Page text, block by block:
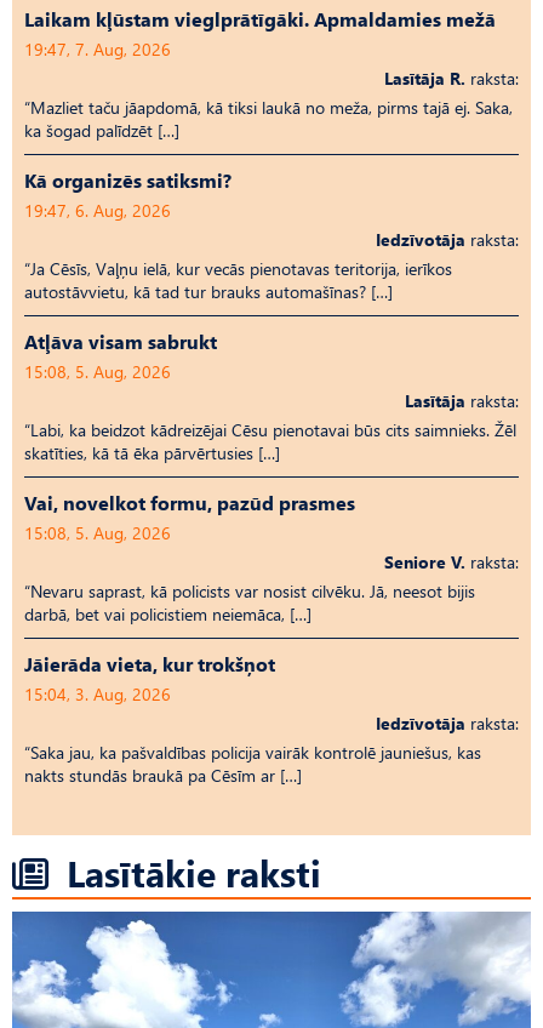
Laikam kļūstam vieglprātīgāki. Apmaldamies mežā
19:47, 7. Aug, 2026
Lasītāja R. raksta:
“Mazliet taču jāapdomā, kā tiksi laukā no meža, pirms tajā ej. Saka,
ka šogad palīdzēt […]
Kā organizēs satiksmi?
19:47, 6. Aug, 2026
Iedzīvotāja raksta:
“Ja Cēsīs, Vaļņu ielā, kur vecās pienotavas teritorija, ierīkos
autostāvvietu, kā tad tur brauks automašīnas? […]
Atļāva visam sabrukt
15:08, 5. Aug, 2026
Lasītāja raksta:
“Labi, ka beidzot kādreizējai Cēsu pienotavai būs cits saimnieks. Žēl
skatīties, kā tā ēka pārvērtusies […]
Vai, novelkot formu, pazūd prasmes
15:08, 5. Aug, 2026
Seniore V. raksta:
“Nevaru saprast, kā policists var nosist cilvēku. Jā, neesot bijis
darbā, bet vai policistiem neiemāca, […]
Jāierāda vieta, kur trokšņot
15:04, 3. Aug, 2026
Iedzīvotāja raksta:
“Saka jau, ka pašvaldības policija vairāk kontrolē jauniešus, kas
nakts stundās braukā pa Cēsīm ar […]
Lasītākie raksti